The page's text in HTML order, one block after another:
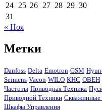
24 25 26 27 28 29 30
31
« Ноя
Метки
Danfoss Delta Emotron GSM
Seimens Vacon WILO КНС ОВЕН
Частоты Приводная Техника
Приводной Техники Скважинные
Шкафы Управления